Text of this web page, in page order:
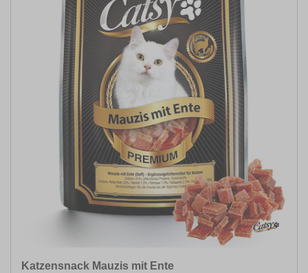
GESCHMACKSRICHTUNG
SPEZIELLE ERNÄHRUNG
INHALTSMENGE
Katzensnack Mauzis mit Ente